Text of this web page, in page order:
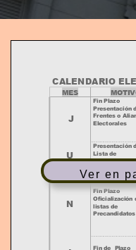
Ver en
CALENDARIO
MES
J
U
N
Fin Plazo
Presentación
Frentes o
Electorales
Presentación
Lista de
Precandidatos
Fin Plazo
Oficialización
listas de
Precandidatos
Fin de Plazo